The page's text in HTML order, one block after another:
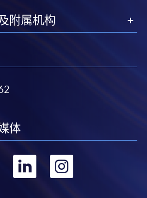
附属机构
体
转 转